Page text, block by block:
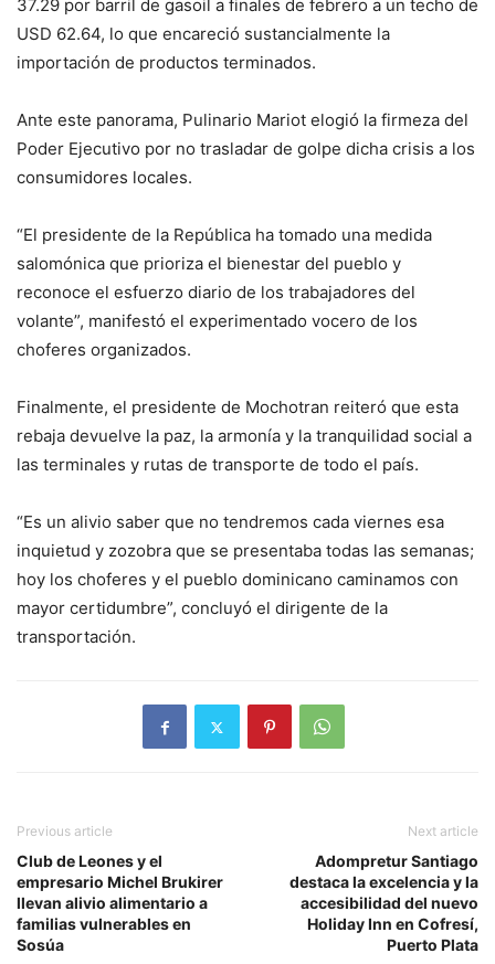
37.29 por barril de gasoil a finales de febrero a un techo de
USD 62.64, lo que encareció sustancialmente la
importación de productos terminados.
Ante este panorama, Pulinario Mariot elogió la firmeza del
Poder Ejecutivo por no trasladar de golpe dicha crisis a los
consumidores locales.
“El presidente de la República ha tomado una medida
salomónica que prioriza el bienestar del pueblo y
reconoce el esfuerzo diario de los trabajadores del
volante”, manifestó el experimentado vocero de los
choferes organizados.
Finalmente, el presidente de Mochotran reiteró que esta
rebaja devuelve la paz, la armonía y la tranquilidad social a
las terminales y rutas de transporte de todo el país.
“Es un alivio saber que no tendremos cada viernes esa
inquietud y zozobra que se presentaba todas las semanas;
hoy los choferes y el pueblo dominicano caminamos con
mayor certidumbre”, concluyó el dirigente de la
transportación.
Previous article
Club de Leones y el
empresario Michel Brukirer
llevan alivio alimentario a
familias vulnerables en
Sosúa
Next article
Adompretur Santiago
destaca la excelencia y la
accesibilidad del nuevo
Holiday Inn en Cofresí,
Puerto Plata